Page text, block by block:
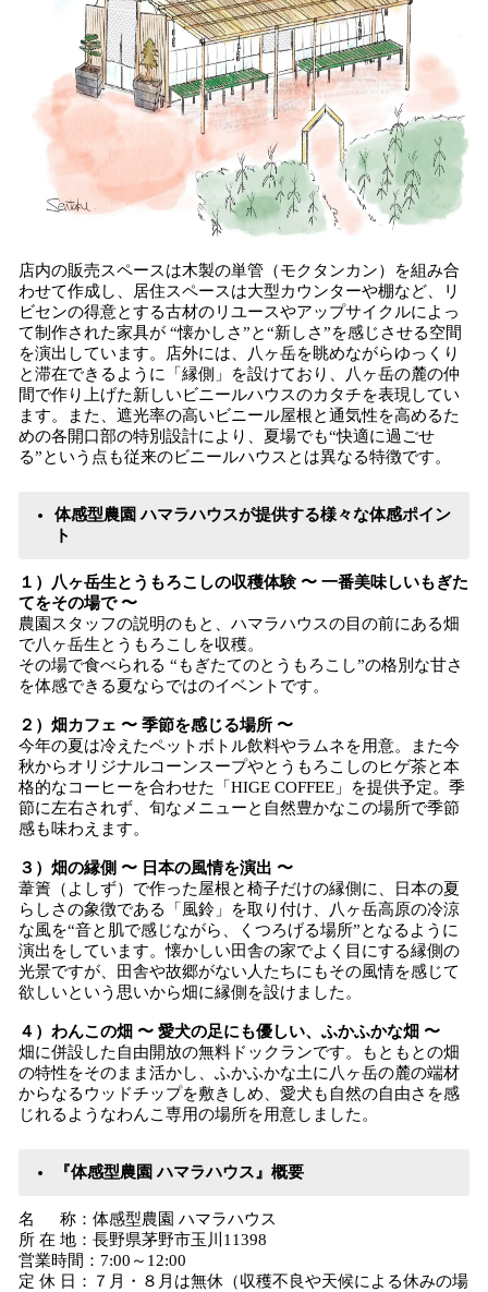
店内の販売スペースは木製の単管（モクタンカン）を組み合
わせて作成し、居住スペースは大型カウンターや棚など、リ
ビセンの得意とする古材のリユースやアップサイクルによっ
て制作された家具が “懐かしさ”と“新しさ”を感じさせる空間
を演出しています。店外には、八ヶ岳を眺めながらゆっくり
と滞在できるように「縁側」を設けており、八ヶ岳の麓の仲
間で作り上げた新しいビニールハウスのカタチを表現してい
ます。また、遮光率の高いビニール屋根と通気性を高めるた
めの各開口部の特別設計により、夏場でも“快適に過ごせ
る”という点も従来のビニールハウスとは異なる特徴です。
体感型農園 ハマラハウスが提供する様々な体感ポイン
ト
１）八ヶ岳生とうもろこしの収穫体験 〜 一番美味しいもぎた
てをその場で 〜
農園スタッフの説明のもと、ハマラハウスの目の前にある畑
で八ヶ岳生とうもろこしを収穫。
その場で食べられる “もぎたてのとうもろこし”の格別な甘さ
を体感できる夏ならではのイベントです。
２）畑カフェ 〜 季節を感じる場所 〜
今年の夏は冷えたペットボトル飲料やラムネを用意。また今
秋からオリジナルコーンスープやとうもろこしのヒゲ茶と本
格的なコーヒーを合わせた「HIGE COFFEE」を提供予定。季
節に左右されず、旬なメニューと自然豊かなこの場所で季節
感も味わえます。
３）畑の縁側 〜 日本の風情を演出 〜
葦簀（よしず）で作った屋根と椅子だけの縁側に、日本の夏
らしさの象徴である「風鈴」を取り付け、八ヶ岳高原の冷涼
な風を“音と肌で感じながら、くつろげる場所”となるように
演出をしています。懐かしい田舎の家でよく目にする縁側の
光景ですが、田舎や故郷がない人たちにもその風情を感じて
欲しいという思いから畑に縁側を設けました。
４）わんこの畑 〜 愛犬の足にも優しい、ふかふかな畑 〜
畑に併設した自由開放の無料ドックランです。もともとの畑
の特性をそのまま活かし、ふかふかな土に八ヶ岳の麓の端材
からなるウッドチップを敷きしめ、愛犬も自然の自由さを感
じれるようなわんこ専用の場所を用意しました。
『体感型農園 ハマラハウス』概要
名 称：体感型農園 ハマラハウス
所 在 地：長野県茅野市玉川11398
営業時間：7:00～12:00
定 休 日：７月・８月は無休（収穫不良や天候による休みの場